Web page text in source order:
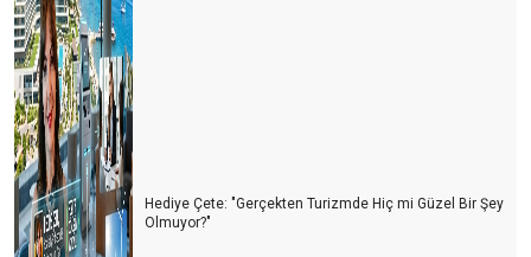
Hediye Çete: "Gerçekten Turizmde Hiç mi Güzel Bir Şey
Olmuyor?"